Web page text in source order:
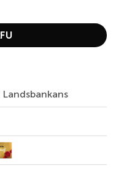
quantity